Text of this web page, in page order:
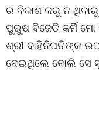
ର ବିକାଶ କରୁ ନ
ପୁରୁଷ ବିଜେଡି କର୍ମି
ଶ୍ରୀ ବାହିନିପତିଙ୍କ
ଦେଇଥିଲେ ବୋଲି ସେ